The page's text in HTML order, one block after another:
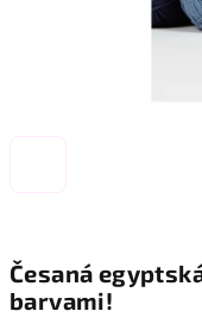
Česaná
barvami!